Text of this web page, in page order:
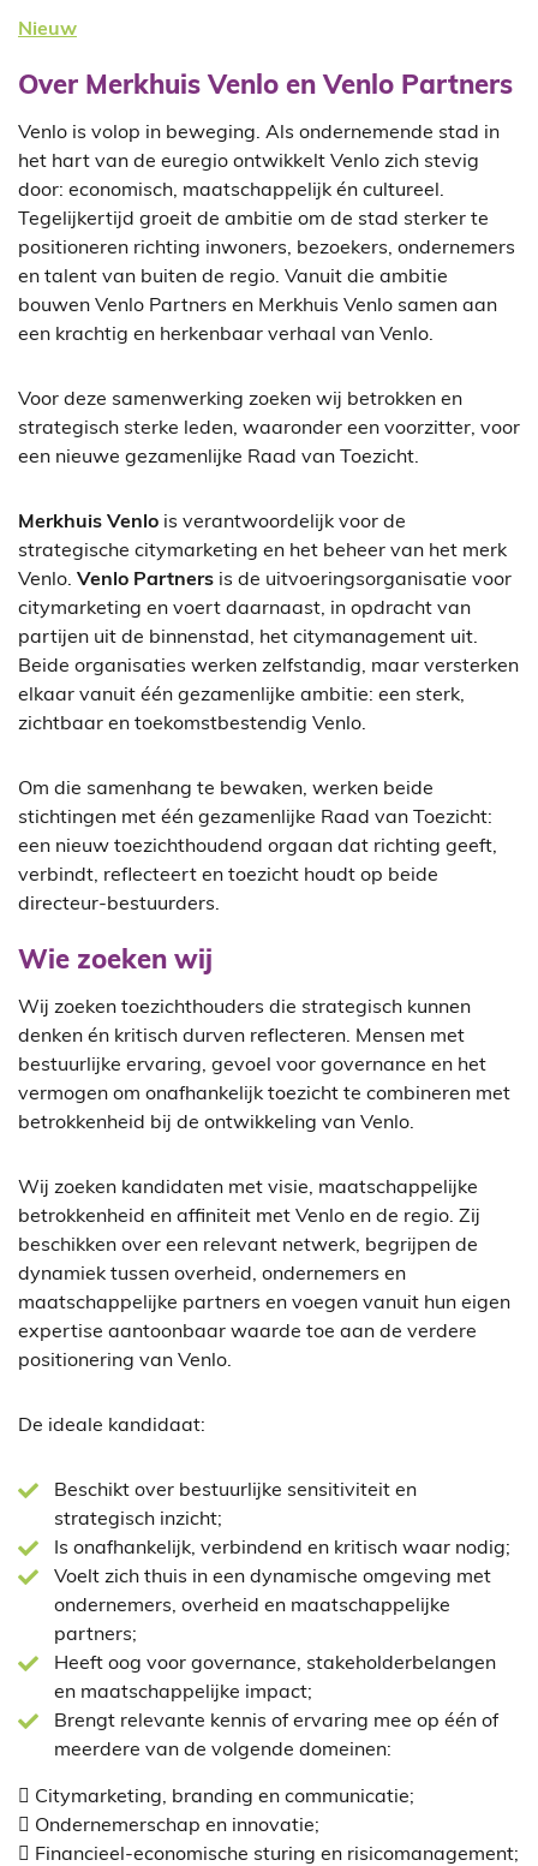
Nieuw
Over Merkhuis Venlo en Venlo Partners
Venlo is volop in beweging. Als ondernemende stad in
het hart van de euregio ontwikkelt Venlo zich stevig
door: economisch, maatschappelijk én cultureel.
Tegelijkertijd groeit de ambitie om de stad sterker te
positioneren richting inwoners, bezoekers, ondernemers
en talent van buiten de regio. Vanuit die ambitie
bouwen Venlo Partners en Merkhuis Venlo samen aan
een krachtig en herkenbaar verhaal van Venlo.
Voor deze samenwerking zoeken wij betrokken en
strategisch sterke leden, waaronder een voorzitter, voor
een nieuwe gezamenlijke Raad van Toezicht.
Merkhuis Venlo is verantwoordelijk voor de
strategische citymarketing en het beheer van het merk
Venlo. Venlo Partners is de uitvoeringsorganisatie voor
citymarketing en voert daarnaast, in opdracht van
partijen uit de binnenstad, het citymanagement uit.
Beide organisaties werken zelfstandig, maar versterken
elkaar vanuit één gezamenlijke ambitie: een sterk,
zichtbaar en toekomstbestendig Venlo.
Om die samenhang te bewaken, werken beide
stichtingen met één gezamenlijke Raad van Toezicht:
een nieuw toezichthoudend orgaan dat richting geeft,
verbindt, reflecteert en toezicht houdt op beide
directeur-bestuurders.
Wie zoeken wij
Wij zoeken toezichthouders die strategisch kunnen
denken én kritisch durven reflecteren. Mensen met
bestuurlijke ervaring, gevoel voor governance en het
vermogen om onafhankelijk toezicht te combineren met
betrokkenheid bij de ontwikkeling van Venlo.
Wij zoeken kandidaten met visie, maatschappelijke
betrokkenheid en affiniteit met Venlo en de regio. Zij
beschikken over een relevant netwerk, begrijpen de
dynamiek tussen overheid, ondernemers en
maatschappelijke partners en voegen vanuit hun eigen
expertise aantoonbaar waarde toe aan de verdere
positionering van Venlo.
De ideale kandidaat:
Beschikt over bestuurlijke sensitiviteit en
strategisch inzicht;
Is onafhankelijk, verbindend en kritisch waar nodig;
Voelt zich thuis in een dynamische omgeving met
ondernemers, overheid en maatschappelijke
partners;
Heeft oog voor governance, stakeholderbelangen
en maatschappelijke impact;
Brengt relevante kennis of ervaring mee op één of
meerdere van de volgende domeinen:
 Citymarketing, branding en communicatie;
 Ondernemerschap en innovatie;
 Financieel-economische sturing en risicomanagement;